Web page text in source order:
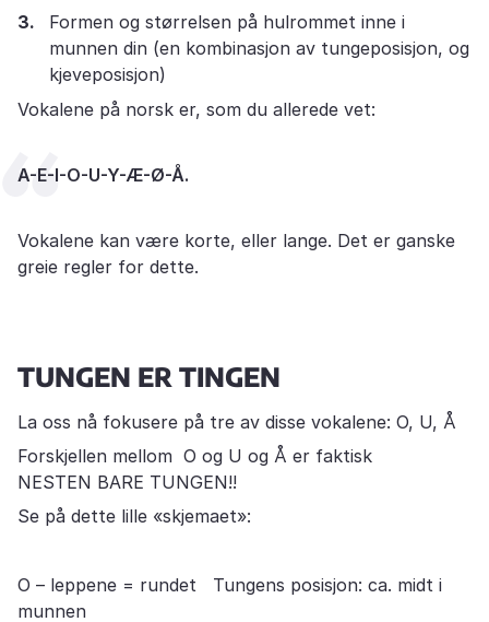
Formen og størrelsen på hulrommet inne i
munnen din (en kombinasjon av tungeposisjon, og
kjeveposisjon)
Vokalene på norsk er, som du allerede vet:
A-E-I-O-U-Y-Æ-Ø-Å.
Vokalene kan være korte, eller lange. Det er ganske
greie regler for dette.
TUNGEN ER TINGEN
La oss nå fokusere på tre av disse vokalene: O, U, Å
Forskjellen mellom O og U og Å er faktisk
NESTEN BARE TUNGEN!!
Se på dette lille «skjemaet»:
O – leppene = rundet Tungens posisjon: ca. midt i
munnen